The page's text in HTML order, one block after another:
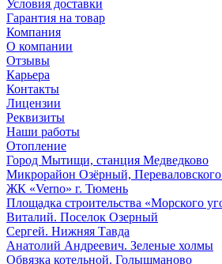
Условия доставки
Гарантия на товар
Компания
О компании
Отзывы
Карьера
Контакты
Лицензии
Реквизиты
Наши работы
Отопление
Город Мытищи, станция Медведково
Микрорайон Озёрный,
ЖК «Verno» г. Тюмень
Площадка строительства «Морского
Виталий. Поселок Озерный
Сергей. Нижняя Тавда
Анатолий Андреевич. Зеленые холмы
Обвязка котельной. Голышманово